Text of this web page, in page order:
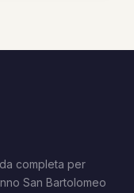
completa per
San Bartolomeo